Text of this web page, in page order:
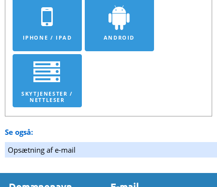
IPHONE / IPAD ANDROID
SKYTJENESTER /
NETTLESER
Se også:
Opsætning af e-mail